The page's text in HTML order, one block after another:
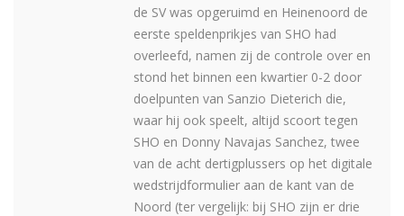
de SV was opgeruimd en Heinenoord de
eerste speldenprikjes van SHO had
overleefd, namen zij de controle over en
stond het binnen een kwartier 0-2 door
doelpunten van Sanzio Dieterich die,
waar hij ook speelt, altijd scoort tegen
SHO en Donny Navajas Sanchez, twee
van de acht dertigplussers op het digitale
wedstrijdformulier aan de kant van de
Noord (ter vergelijk: bij SHO zijn er drie